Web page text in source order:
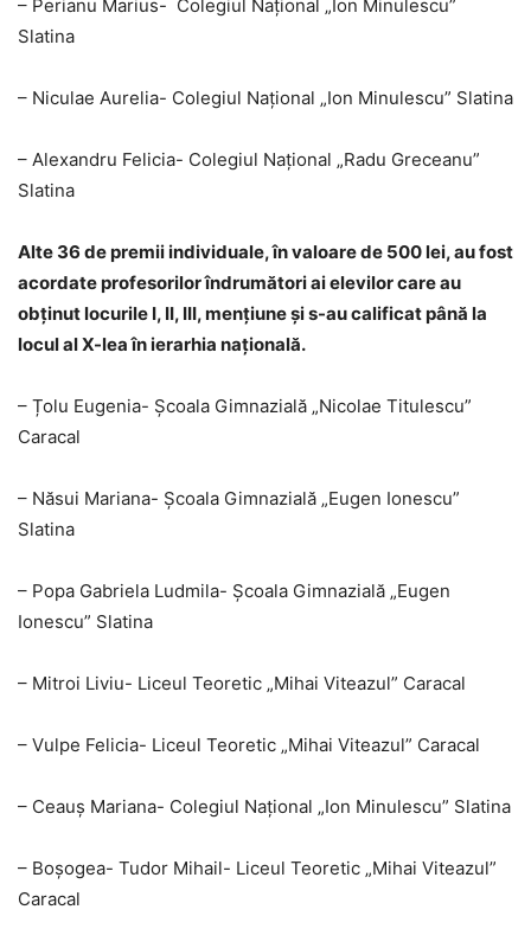
– Perianu Marius- Colegiul Național „Ion Minulescu”
Slatina
– Niculae Aurelia- Colegiul Național „Ion Minulescu” Slatina
– Alexandru Felicia- Colegiul Național „Radu Greceanu”
Slatina
Alte 36 de premii individuale, în valoare de 500 lei, au fost
acordate profesorilor îndrumători ai elevilor care au
obţinut locurile I, II, III, menţiune şi s-au calificat până la
locul al X-lea în ierarhia naţională.
– Țolu Eugenia- Școala Gimnazială „Nicolae Titulescu”
Caracal
– Năsui Mariana- Școala Gimnazială „Eugen Ionescu”
Slatina
– Popa Gabriela Ludmila- Școala Gimnazială „Eugen
Ionescu” Slatina
– Mitroi Liviu- Liceul Teoretic „Mihai Viteazul” Caracal
– Vulpe Felicia- Liceul Teoretic „Mihai Viteazul” Caracal
– Ceauș Mariana- Colegiul Național „Ion Minulescu” Slatina
– Boșogea- Tudor Mihail- Liceul Teoretic „Mihai Viteazul”
Caracal